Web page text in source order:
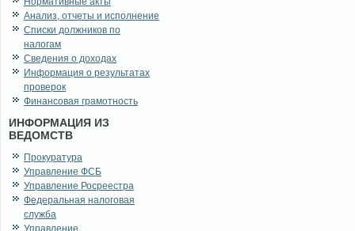
Анализ, отчеты и исполнение
Списки должников по
налогам
Сведения о доходах
Информация о результатах
проверок
Финансовая грамотность
ИНФОРМАЦИЯ ИЗ
ВЕДОМСТВ
Прокуратура
Управление ФСБ
Управление Росреестра
Федеральная налоговая
служба
Управление